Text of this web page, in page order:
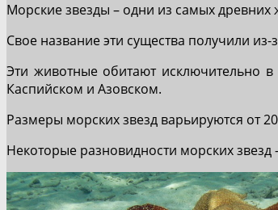
Морские звезды – одни из самых
Свое название эти существа получили
Эти животные обитают исключительно
Каспийском и Азовском.
Размеры морских звезд варьируются от
Некоторые разновидности морских